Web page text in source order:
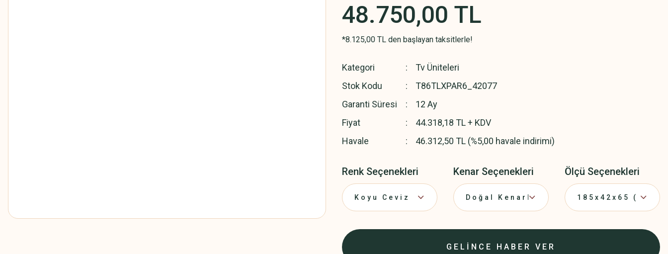
48.750,00 TL
*8.125,00 TL den başlayan taksitlerle!
Kategori
Tv Üniteleri
Stok Kodu
T86TLXPAR6_42077
Garanti Süresi
12 Ay
Fiyat
44.318,18 TL + KDV
Havale
46.312,50 TL (%5,00 havale indirimi)
Renk Seçenekleri Kenar Seçenekleri Ölçü Seçenekleri
GELİNCE HABER VER